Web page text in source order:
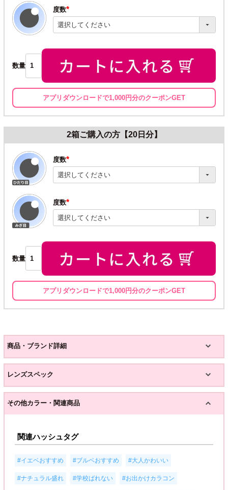
度数
(必
須)
数量
アプリダウンロードで1,000円分のクーポンGET
2箱ご購入の方【20日分】
度数
(必
須)
度数
(必
須)
数量
アプリダウンロードで1,000円分のクーポンGET
商品・ブランド詳細
レンズスペック
その他カラー・関連商品
関連ハッシュタグ
#イエベおすすめ #ブルベおすすめ #大人かわいい
#ナチュラル盛れ #学校ばれない #お出かけカラコン